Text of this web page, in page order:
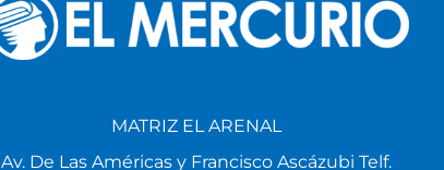
MATRIZ EL ARENAL
Av. De Las Américas y Francisco Ascázubi Telf.